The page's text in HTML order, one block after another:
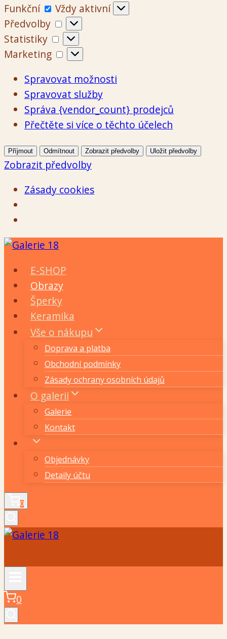
Funkční
Funkční
Vždy aktivní
Předvolby
Předvolby
Statistiky
Statistiky
Marketing
Marketing
Spravovat možnosti
Spravovat služby
Správa {vendor_count} prodejců
Přečtěte si více o těchto účelech
Příjmout Odmítnout Zobrazit předvolby Uložit předvolby
Zobrazit předvolby
Zásady cookies
Přeskočit
obsahE-SHOP
Obrazy
Šperky
Keramika
Vše o nákupu
Doprava a platba
Obchodní podmínky
Zásady ochrany osobních údajů
O galerii
Galerie
Kontakt
Objednávky
Detaily účtu
0
0